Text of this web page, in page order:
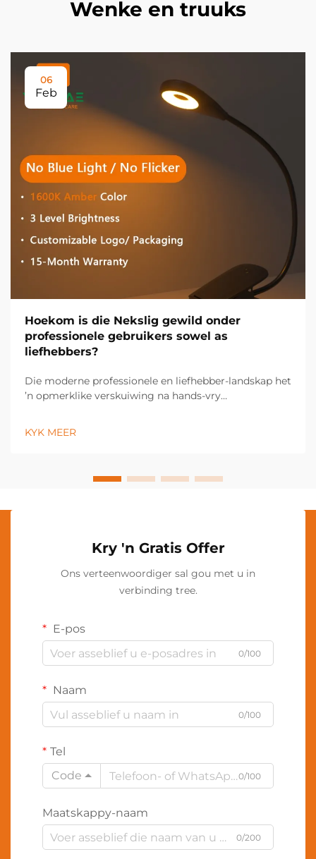
Wenke en truuks
06
Feb
Hoekom is die Nekslig gewild onder
professionele gebruikers sowel as
liefhebbers?
Die moderne professionele en liefhebber-landskap het
’n opmerklike verskuiwing na hands-vry
verskeidenheid nydige en persoonlike toepassings.
KYK MEER
Kry 'n Gratis Offer
Ons verteenwoordiger sal gou met u in
verbinding tree.
E-pos
0/100
Naam
0/100
Tel
Code
0/100
Maatskappy-naam
0/200